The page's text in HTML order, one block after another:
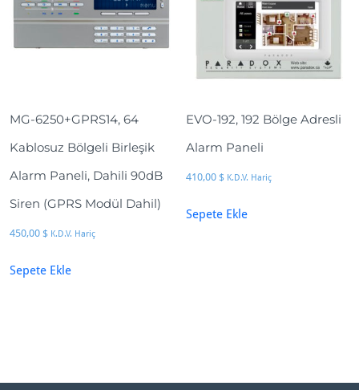
MG-6250+GPRS14, 64
Kablosuz Bölgeli Birleşik
Alarm Paneli, Dahili 90dB
Siren (GPRS Modül Dahil)
450,00 $ K.D.V. Hariç
Sepete Ekle
EVO-192, 192 Bölge Adresli
Alarm Paneli
410,00 $ K.D.V. Hariç
Sepete Ekle